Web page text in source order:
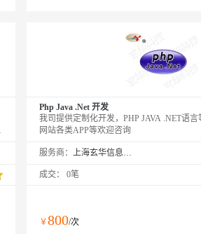
Php Java .Net 开发
我司提供定制化开发，PHP JAVA .NET语言
网站各类APP等欢迎咨询
服务商： 上海玄华信息科技发展有限公司
成交： 0笔
￥800/次